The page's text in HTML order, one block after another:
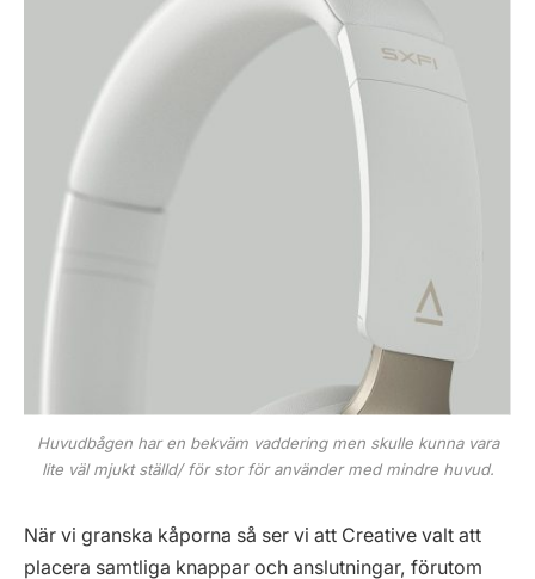
Huvudbågen har en bekväm vaddering men skulle kunna vara
lite väl mjukt ställd/ för stor för använder med mindre huvud.
När vi granska kåporna så ser vi att Creative valt att
placera samtliga knappar och anslutningar, förutom